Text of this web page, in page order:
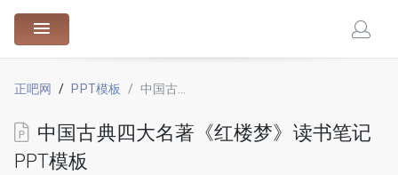
正吧网 PPT模板 中国古典四大名著《红楼梦》读书笔记PPT模板
中国古典四大名著《红楼梦》读书笔记
PPT模板